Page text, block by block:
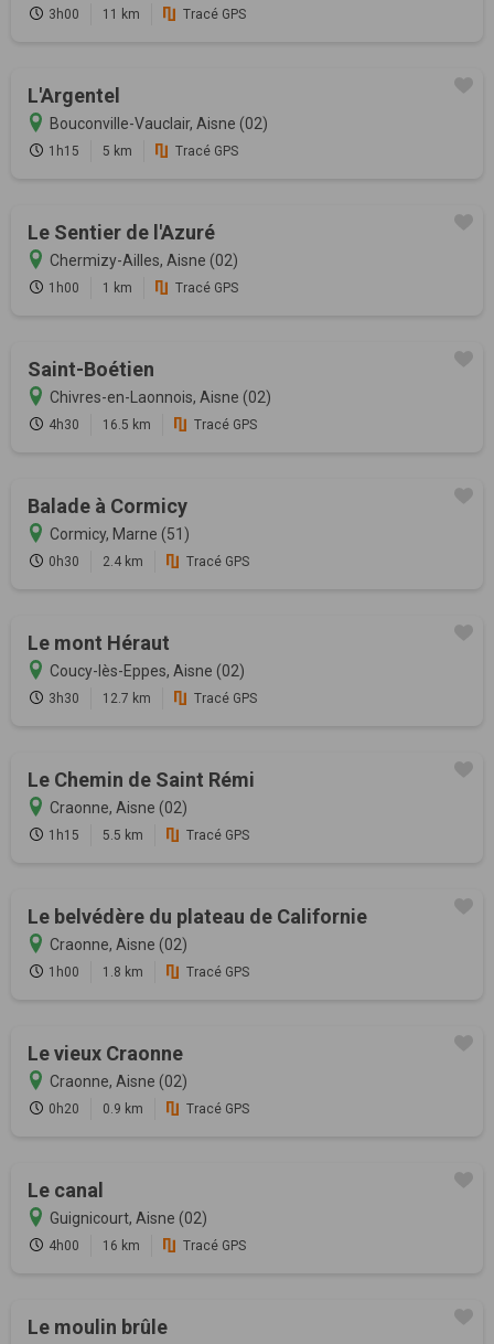
3h00 11 km Tracé GPS
L'Argentel
Bouconville-Vauclair, Aisne (02)
1h15 5 km Tracé GPS
Le Sentier de l'Azuré
Chermizy-Ailles, Aisne (02)
1h00 1 km Tracé GPS
Saint-Boétien
Chivres-en-Laonnois, Aisne (02)
4h30 16.5 km Tracé GPS
Balade à Cormicy
Cormicy, Marne (51)
0h30 2.4 km Tracé GPS
Le mont Héraut
Coucy-lès-Eppes, Aisne (02)
3h30 12.7 km Tracé GPS
Le Chemin de Saint Rémi
Craonne, Aisne (02)
1h15 5.5 km Tracé GPS
Le belvédère du plateau de Californie
Craonne, Aisne (02)
1h00 1.8 km Tracé GPS
Le vieux Craonne
Craonne, Aisne (02)
0h20 0.9 km Tracé GPS
Le canal
Guignicourt, Aisne (02)
4h00 16 km Tracé GPS
Le moulin brûle